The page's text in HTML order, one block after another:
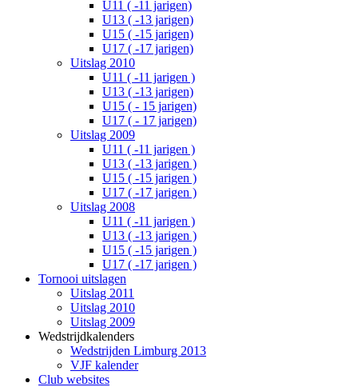
U11 ( -11 jarigen)
U13 ( -13 jarigen)
U15 ( -15 jarigen)
U17 ( -17 jarigen)
Uitslag 2010
U11 ( -11 jarigen )
U13 ( -13 jarigen)
U15 ( - 15 jarigen)
U17 ( - 17 jarigen)
Uitslag 2009
U11 ( -11 jarigen )
U13 ( -13 jarigen )
U15 ( -15 jarigen )
U17 ( -17 jarigen )
Uitslag 2008
U11 ( -11 jarigen )
U13 ( -13 jarigen )
U15 ( -15 jarigen )
U17 ( -17 jarigen )
Tornooi uitslagen
Uitslag 2011
Uitslag 2010
Uitslag 2009
Wedstrijdkalenders
Wedstrijden Limburg 2013
VJF kalender
Club websites